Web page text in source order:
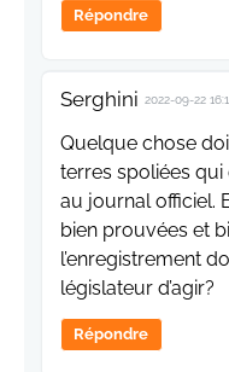
Répondre
Serghini 2022-09-22
Quelque chose
terres spoliées
au journal officiel.
bien prouvées et
l’enregistrement
législateur d’agir?
Répondre